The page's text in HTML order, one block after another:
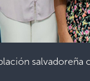
salvadoreña